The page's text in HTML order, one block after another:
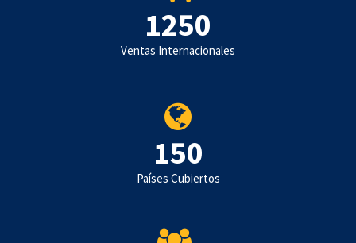
1250
Ventas Internacionales
150
Países Cubiertos